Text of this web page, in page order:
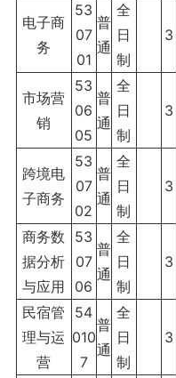
电子商
务
53
07
01
普
通
全
日
制
3
市场营
销
53
06
05
普
通
全
日
制
3
跨境电
子商务
53
07
02
普
通
全
日
制
3
商务数
据分析
与应用
53
07
06
普
通
全
日
制
3
民宿管
理与运
营
54
010
7
普
通
全
日
制
3